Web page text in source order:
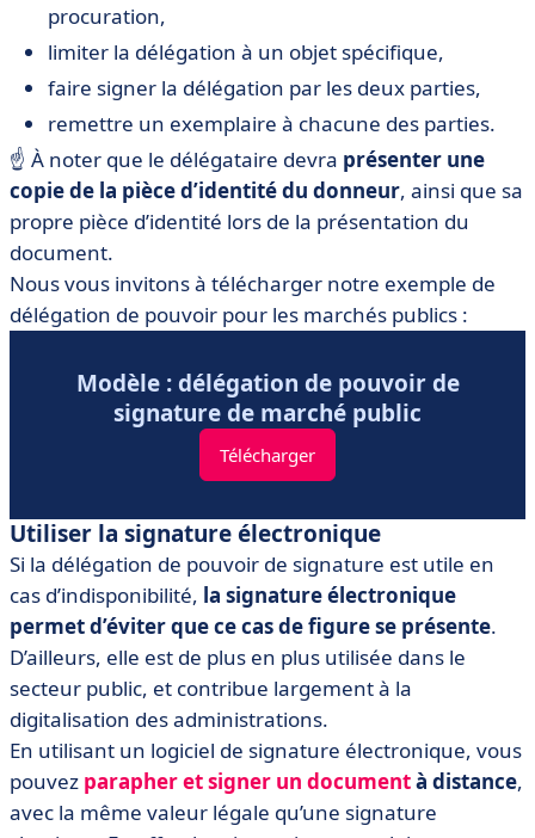
procuration,
limiter la délégation à un objet spécifique,
faire signer la délégation par les deux parties,
remettre un exemplaire à chacune des parties.
☝ À noter que le délégataire devra présenter une
copie de la pièce d’identité du donneur, ainsi que sa
propre pièce d’identité lors de la présentation du
document.
Nous vous invitons à télécharger notre exemple de
délégation de pouvoir pour les marchés publics :
Modèle : délégation de pouvoir de
signature de marché public
Télécharger
Utiliser la signature électronique
Si la délégation de pouvoir de signature est utile en
cas d’indisponibilité, la signature électronique
permet d’éviter que ce cas de figure se présente.
D’ailleurs, elle est de plus en plus utilisée dans le
secteur public, et contribue largement à la
digitalisation des administrations.
En utilisant un logiciel de signature électronique, vous
pouvez parapher et signer un documentà distance,
avec la même valeur légale qu’une signature